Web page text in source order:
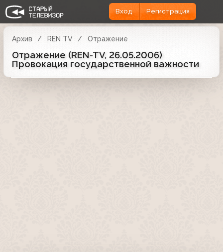
Вход Регистрация
Архив REN TV Отражение
Отражение (REN-TV, 26.05.2006)
Провокация государственной важности